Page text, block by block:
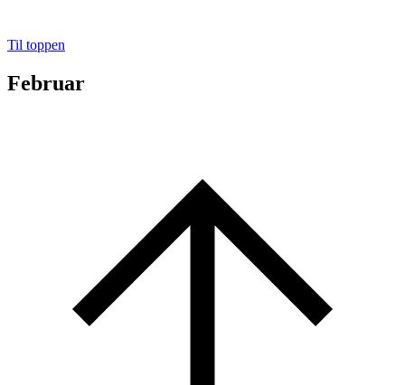
Til toppen
Februar